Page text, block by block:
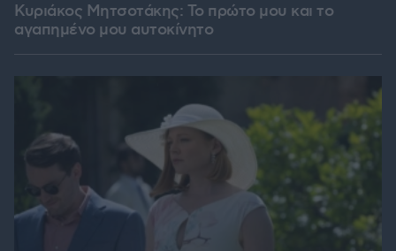
Κυριάκος Μητσοτάκης: Το πρώτο μου και το
αγαπημένο μου αυτοκίνητο